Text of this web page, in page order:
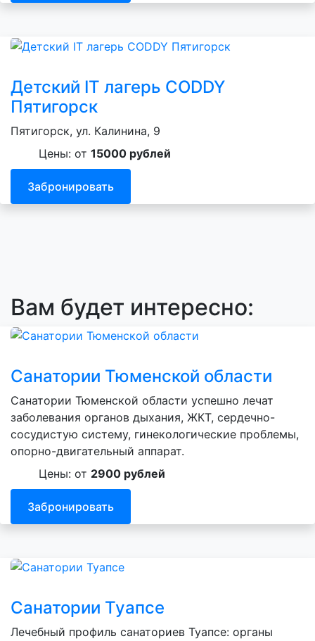
Детский IT лагерь CODDY
Пятигорск
Пятигорск, ул. Калинина, 9
Цены: от 15000 рублей
Забронировать
Вам будет интересно:
Санатории Тюменской области
Санатории Тюменской области успешно лечат
заболевания органов дыхания, ЖКТ, сердечно-
сосудистую систему, гинекологические проблемы,
опорно-двигательный аппарат.
Цены: от 2900 рублей
Забронировать
Санатории Туапсе
Лечебный профиль санаториев Туапсе: органы